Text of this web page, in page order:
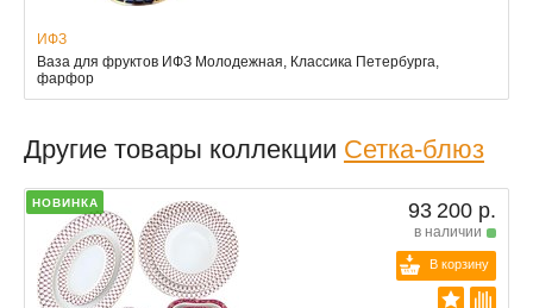
ИФЗ
Ваза для фруктов ИФЗ Молодежная, Классика Петербурга,
фарфор
Другие товары коллекции Сетка-блюз
НОВИНКА 93 200 р.
в наличии
В корзину